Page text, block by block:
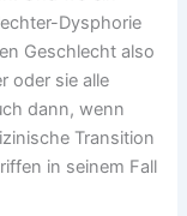
Dysphorie
Geschlecht also
oder sie alle
dann, wenn
Transition
in seinem Fall